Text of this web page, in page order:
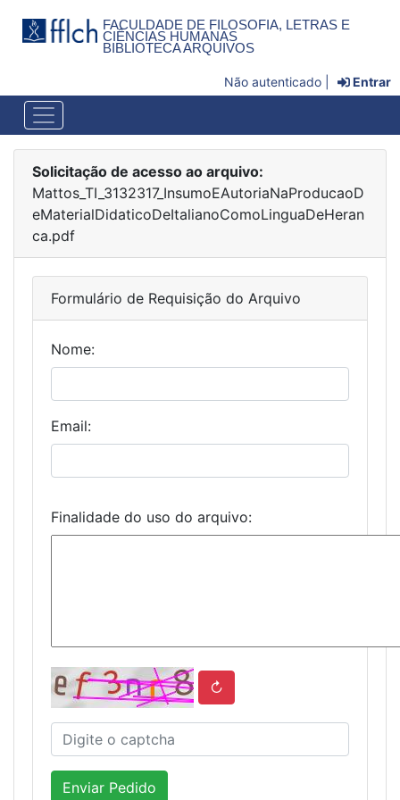
FACULDADE DE FILOSOFIA, LETRAS E
CIÊNCIAS HUMANAS
BIBLIOTECA ARQUIVOS
Não autenticado | Entrar
Solicitação de acesso ao arquivo:
Mattos_TI_3132317_InsumoEAutoriaNaProducaoD
eMaterialDidaticoDeItalianoComoLinguaDeHeran
ca.pdf
Formulário de Requisição do Arquivo
Nome:
Email:
Finalidade do uso do arquivo:
↻
Enviar Pedido